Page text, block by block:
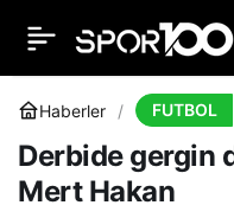
Haberler FUTBOL
Derbide gergin
Mert Hakan
Yunus Akgün, 6 maç
sonra takımda